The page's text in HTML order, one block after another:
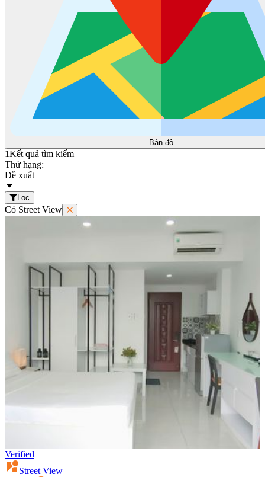
Bản đồ
1Kết quả tìm kiếm
Thứ hạng:
Đề xuất
Lọc
Có Street View
Verified
Street View